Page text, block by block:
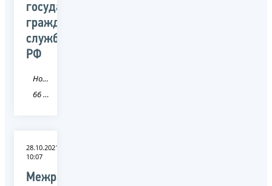
государственной
гражданской
службы
РФ
Новость
66 Свердловская область
28.10.2021
10:07
Межрайонная